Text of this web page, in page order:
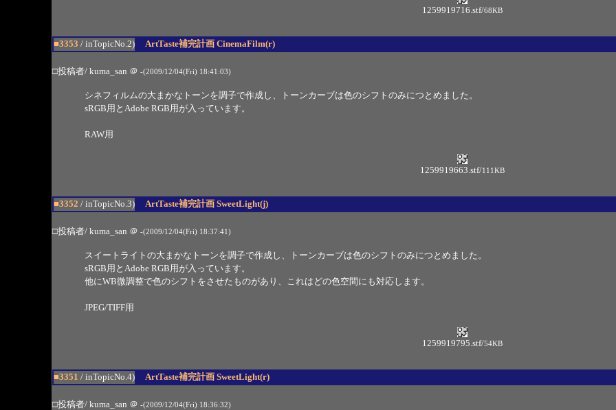
1259919716.stf/68KB
■3353 / inTopicNo.2) ArtTaste補完計画 CinemaFilm(r)
□投稿者/ kuma_san ＠ -(2009/12/04(Fri) 18:41:03)
シネフィルムの大まかなトーンを調子で作成し、トーンカーブは色のシフトのみにつとめました。
sRGB用とAdobe RGB用が入っています。
RAW用
1259919663.stf/111KB
■3352 / inTopicNo.3) ArtTaste補完計画 SweetLight(j)
□投稿者/ kuma_san ＠ -(2009/12/04(Fri) 18:37:41)
スイートライトの大まかなトーンを調子で作成し、トーンカーブは色のシフトのみにつとめました。
sRGB用とAdobe RGB用が入っています。
他にWB微調整で色のシフトをさせたものがあり、これはどの色空間にも対応します。
JPEG/TIFF用
1259919795.stf/54KB
■3351 / inTopicNo.4) ArtTaste補完計画 SweetLight(r)
□投稿者/ kuma_san ＠ -(2009/12/04(Fri) 18:36:32)